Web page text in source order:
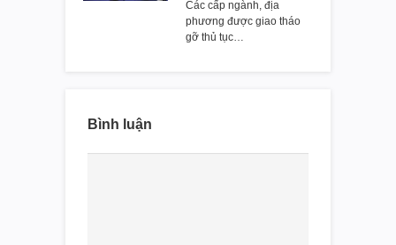
Các cấp ngành, địa
phương được giao tháo
gỡ thủ tục…
Bình luận